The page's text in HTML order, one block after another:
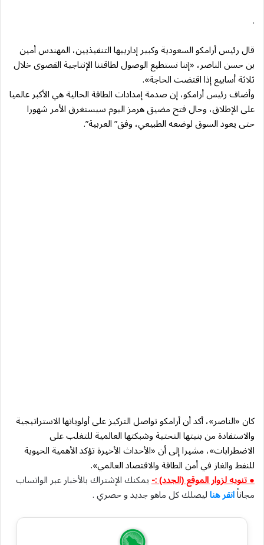
.
قال رئيس أرامكو السعودية وكبير إدارييها التنفيذيين، المهندس أمين
بن حسن الناصر، «إننا نستطيع الوصول لطاقتنا الإنتاجية القصوى خلال
ثلاثة أسابيع إذا اقتضت الحاجة».
وأضاف رئيس أرامكو، إن صدمة إمدادات الطاقة الحالية هي الأكبر عالميا
على الإطلاق، وحال فتح مضيق هرمز اليوم سيستغرق الأمر شهورا
حتى يعود السوق لوضعه الطبيعي، وفق” العربية”.
كان «الناصر»، أكد أن أرامكو تواصل التركيز على أولوياتها الاستراتيجية
والاستفادة من بنيتها التحتية وشبكتها العالمية للتغلب على
الاضطرابات»، مشيرا إلى أن «الأحداث الأخيرة تؤكد الأهمية الحيوية
للنفط والغاز في أمن الطاقة والاقتصاد العالمي».
● تنويه لزوار الموقع (الجدد) :-يمكنك الإشتراك بالأخبار عبر الواتساب
مجاناًانقر هناليصلك كل ماهو جديد و حصري .